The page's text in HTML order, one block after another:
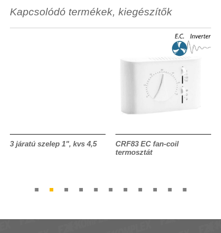
Kapcsolódó termékek, kiegészítők
3 járatú szelep 1", kvs 4,5
CRF83 EC fan-coil
termosztát